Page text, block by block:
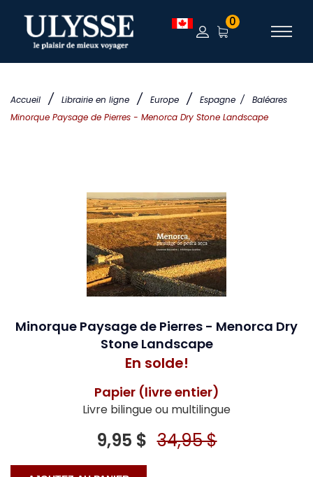
Accueil / Librairie en ligne / Europe / Espagne /
Baléares
Minorque Paysage de Pierres - Menorca Dry Stone Landscape
0
Minorque Paysage de Pierres - Menorca Dry
Stone Landscape
En solde!
Papier (livre entier)
Livre bilingue ou multilingue
9,95 $ 34,95 $